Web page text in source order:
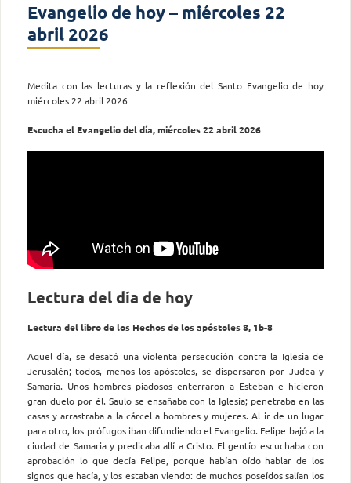
Evangelio de hoy – miércoles 22
abril 2026
Medita con las lecturas y la reflexión del Santo Evangelio de hoy
miércoles 22 abril 2026
Escucha el Evangelio del día, miércoles 22 abril 2026
Lectura del día de hoy
Lectura del libro de los Hechos de los apóstoles 8, 1b-8
Aquel día, se desató una violenta persecución contra la Iglesia de
Jerusalén; todos, menos los apóstoles, se dispersaron por Judea y
Samaria. Unos hombres piadosos enterraron a Esteban e hicieron
gran duelo por él. Saulo se ensañaba con la Iglesia; penetraba en las
casas y arrastraba a la cárcel a hombres y mujeres. Al ir de un lugar
para otro, los prófugos iban difundiendo el Evangelio. Felipe bajó a la
ciudad de Samaria y predicaba allí a Cristo. El gentío escuchaba con
aprobación lo que decía Felipe, porque habían oído hablar de los
signos que hacía, y los es­taban viendo: de muchos poseídos salían los